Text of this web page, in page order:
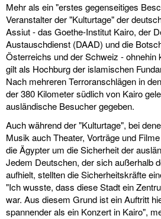
Mehr als ein "erstes gegenseitiges
Veranstalter der "Kulturtage" der
Assiut - das Goethe-Institut Kairo, der
Austauschdienst (DAAD) und die
Österreichs und der Schweiz - ohnehin
gilt als Hochburg der islamischen
Nach mehreren Terroranschlägen in
der 380 Kilometer südlich von Kairo
ausländische Besucher gegeben.
Auch während der "Kulturtage", bei
Musik auch Theater, Vorträge und
die Ägypter um die Sicherheit der
Jedem Deutschen, der sich außerhalb
aufhielt, stellten die Sicherheitskräfte
"Ich wusste, dass diese Stadt ein
war. Aus diesem Grund ist ein Auftritt
spannender als ein Konzert in Kairo",